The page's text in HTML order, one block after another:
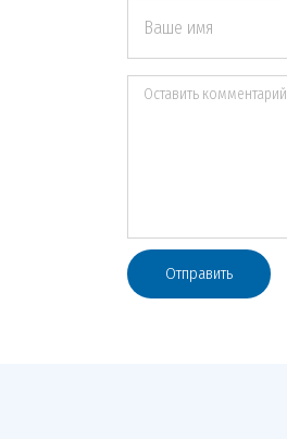
Ваше имя
Оставить комментарий
Отправить